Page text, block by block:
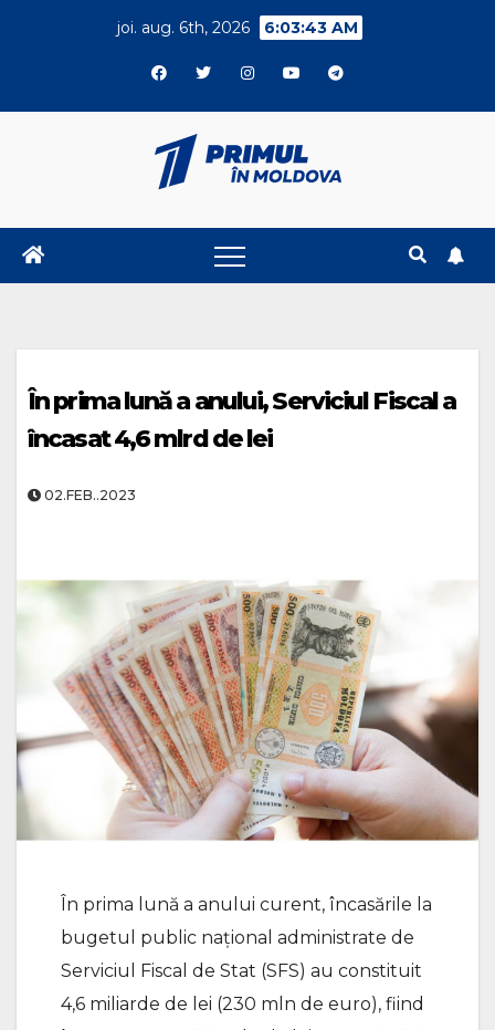
joi. aug. 6th, 2026 6:03:44 AM
În prima lună a anului, Serviciul Fiscal a
încasat 4,6 mlrd de lei
02.FEB..2023
În prima lună a anului curent, încasările la
bugetul public național administrate de
Serviciul Fiscal de Stat (SFS) au constituit
4,6 miliarde de lei (230 mln de euro), fiind